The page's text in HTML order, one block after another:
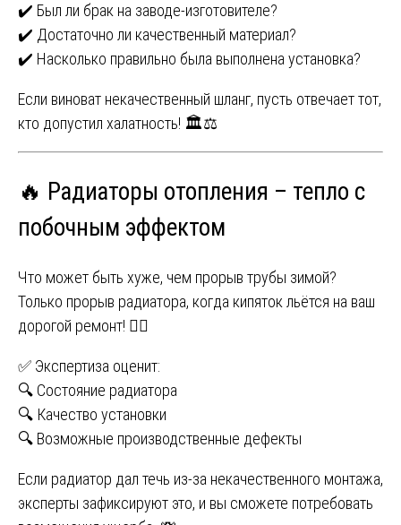
✔️ Был ли брак на заводе-изготовителе?
✔️ Достаточно ли качественный материал?
✔️ Насколько правильно была выполнена установка?
Если виноват некачественный шланг, пусть отвечает тот,
кто допустил халатность! 🏛️⚖️
🔥 Радиаторы отопления – тепло с
побочным эффектом
Что может быть хуже, чем прорыв трубы зимой?
Только прорыв радиатора, когда кипяток льётся на ваш
дорогой ремонт! 😵‍💫
✅ Экспертиза оценит:
🔍 Состояние радиатора
🔍 Качество установки
🔍 Возможные производственные дефекты
Если радиатор дал течь из-за некачественного монтажа,
эксперты зафиксируют это, и вы сможете потребовать